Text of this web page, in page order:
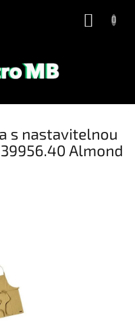
s nastavitelnou
Almond